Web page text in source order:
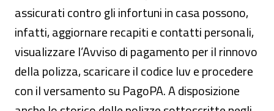
assicurati contro gli infortuni in casa possono,
infatti, aggiornare recapiti e contatti personali,
visualizzare l’Avviso di pagamento per il rinnovo
della polizza, scaricare il codice Iuv e procedere
con il versamento su PagoPA. A disposizione